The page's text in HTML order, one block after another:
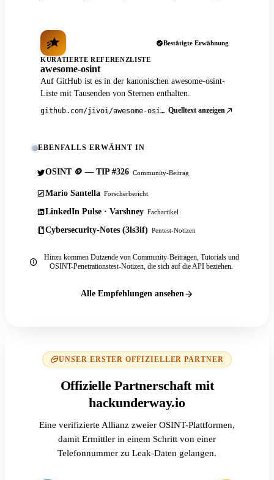
Bestätigte Erwähnung
KURATIERTE REFERENZLISTE
awesome-osint
Auf GitHub ist es in der kanonischen awesome-osint-
Liste mit Tausenden von Sternen enthalten.
github.com/jivoi/awesome-osint Quelltext anzeigen
EBENFALLS ERWÄHNT IN
OSINT 🪙 — TIP #326 Community-Beitrag
Mario Santella Forscherbericht
LinkedIn Pulse · Varshney Fachartikel
Cybersecurity-Notes (3ls3if) Pentest-Notizen
Hinzu kommen Dutzende von Community-Beiträgen, Tutorials und
OSINT-Penetrationstest-Notizen, die sich auf die API beziehen.
Alle Empfehlungen ansehen
UNSER ERSTER OFFIZIELLER PARTNER
Offizielle Partnerschaft mit
hackunderway.io
Eine verifizierte Allianz zweier OSINT-Plattformen,
damit Ermittler in einem Schritt von einer
Telefonnummer zu Leak-Daten gelangen.